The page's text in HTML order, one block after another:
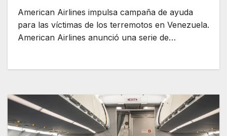
American Airlines impulsa campaña de ayuda
para las víctimas de los terremotos en Venezuela.
American Airlines anunció una serie de…